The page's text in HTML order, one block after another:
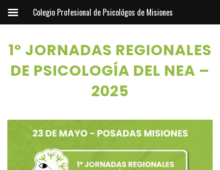
1º JORNADAS REGIONALES
DE PSICOLOGÍA DEL NEA –
2025
Colegio Profesional de Psicológos de Misiones